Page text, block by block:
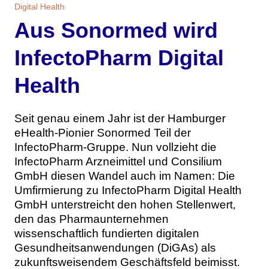
Digital Health
Aus Sonormed wird
InfectoPharm Digital
Health
Seit genau einem Jahr ist der Hamburger
eHealth-Pionier Sonormed Teil der
InfectoPharm-Gruppe. Nun vollzieht die
InfectoPharm Arzneimittel und Consilium
GmbH diesen Wandel auch im Namen: Die
Umfirmierung zu InfectoPharm Digital Health
GmbH unterstreicht den hohen Stellenwert,
den das Pharmaunternehmen
wissenschaftlich fundierten digitalen
Gesundheitsanwendungen (DiGAs) als
zukunftsweisendem Geschäftsfeld beimisst.